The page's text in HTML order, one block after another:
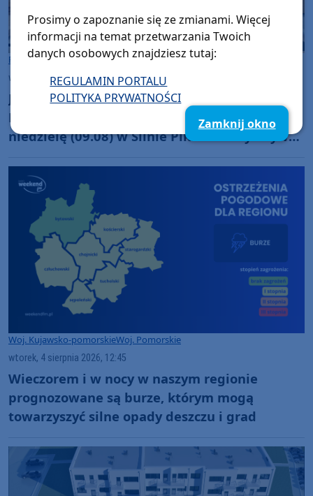
Rozmowy w Weekend FMChojnice
wtorek, 4 sierpnia 2026, 14:00
Jeszcze niedawno zakładał policyjny mundur.
Dziś walczy o powrót do sprawności. W
niedzielę (09.08) w Silnie Piknik Charytatywny
(ROZMOWA)
Woj. Kujawsko-pomorskieWoj. Pomorskie
wtorek, 4 sierpnia 2026, 12:45
Wieczorem i w nocy w naszym regionie
prognozowane są burze, którym mogą
towarzyszyć silne opady deszczu i grad
Prosimy o zapoznanie się ze zmianami. Więcej
informacji na temat przetwarzania Twoich
danych osobowych znajdziesz tutaj:
REGULAMIN PORTALU
POLITYKA PRYWATNOŚCI
Zamknij okno